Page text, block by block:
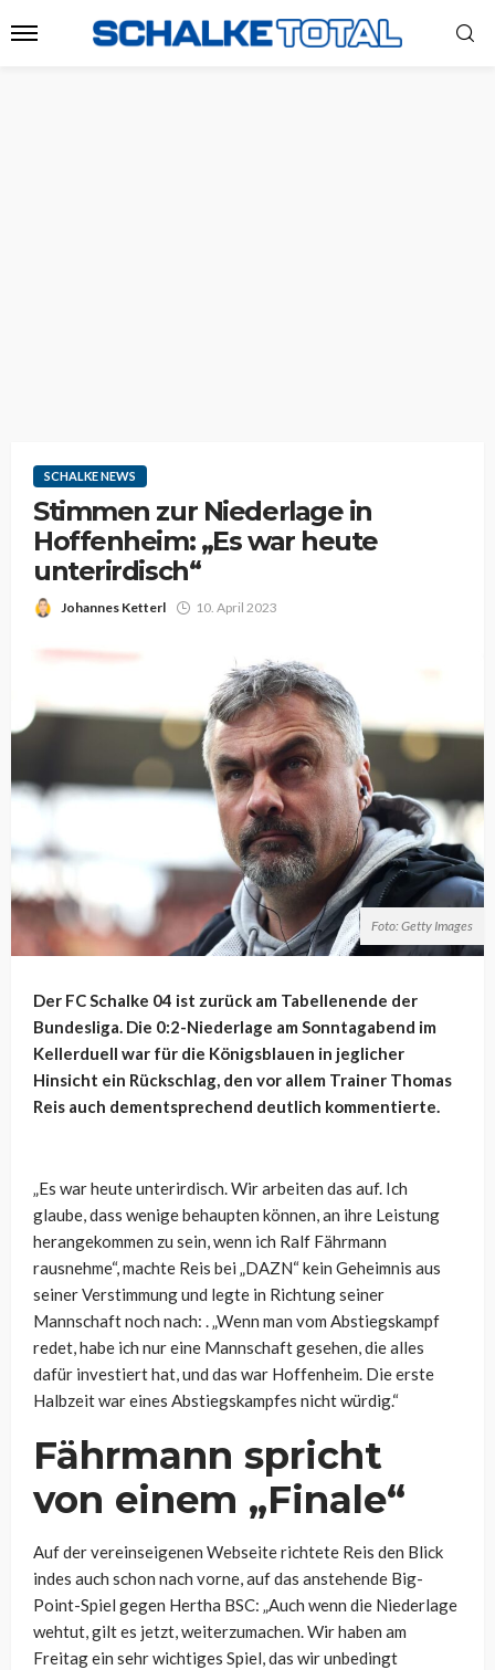
SCHALKE NEWS
Stimmen zur Niederlage in
Hoffenheim: „Es war heute
unterirdisch“
Johannes Ketterl 10. April 2023
Foto: Getty Images
Der FC Schalke 04 ist zurück am Tabellenende der
Bundesliga. Die 0:2-Niederlage am Sonntagabend im
Kellerduell war für die Königsblauen in jeglicher
Hinsicht ein Rückschlag, den vor allem Trainer Thomas
Reis auch dementsprechend deutlich kommentierte.
„Es war heute unterirdisch. Wir arbeiten das auf. Ich
glaube, dass wenige behaupten können, an ihre Leistung
herangekommen zu sein, wenn ich Ralf Fährmann
rausnehme“, machte Reis bei „DAZN“ kein Geheimnis aus
seiner Verstimmung und legte in Richtung seiner
Mannschaft noch nach: . „Wenn man vom Abstiegskampf
redet, habe ich nur eine Mannschaft gesehen, die alles
dafür investiert hat, und das war Hoffenheim. Die erste
Halbzeit war eines Abstiegskampfes nicht würdig.“
Fährmann spricht
von einem „Finale“
Auf der vereinseigenen Webseite richtete Reis den Blick
indes auch schon nach vorne, auf das anstehende Big-
Point-Spiel gegen Hertha BSC: „Auch wenn die Niederlage
wehtut, gilt es jetzt, weiterzumachen. Wir haben am
Freitag ein sehr wichtiges Spiel, das wir unbedingt